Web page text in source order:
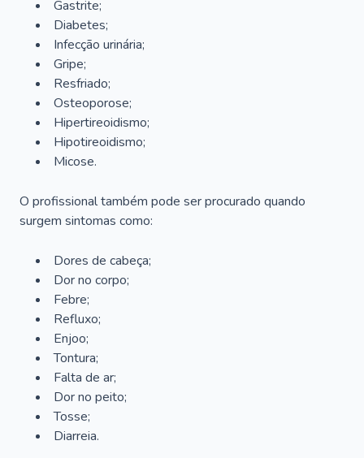
Gastrite;
Diabetes;
Infecção urinária;
Gripe;
Resfriado;
Osteoporose;
Hipertireoidismo;
Hipotireoidismo;
Micose.
O profissional também pode ser procurado quando
surgem sintomas como:
Dores de cabeça;
Dor no corpo;
Febre;
Refluxo;
Enjoo;
Tontura;
Falta de ar;
Dor no peito;
Tosse;
Diarreia.